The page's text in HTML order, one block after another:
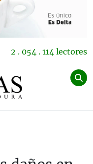
2 . 054 . 114 lectores